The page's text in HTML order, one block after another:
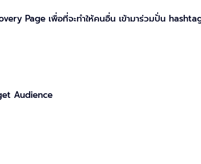
Page เพื่อที่จะทำให้คนอื่น เข้ามาร่วมปั่น
Audience